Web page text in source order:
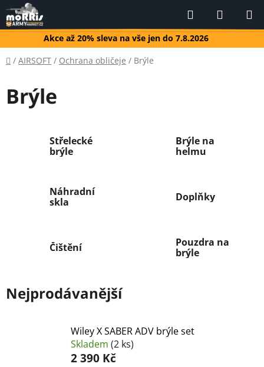
Přejít
na
obsah
Akce až 20% sleva na vše jen do 7.8.2026
Hledat
KOŠÍK
Domů
/ AIRSOFT / Ochrana obličeje / Brýle
Brýle
Střelecké
brýle
Brýle na
helmu
Náhradní
skla
Doplňky
Čištění
Pouzdra na
brýle
Nejprodávanější
Wiley X SABER ADV brýle set
Skladem (2 ks)
2 390 Kč